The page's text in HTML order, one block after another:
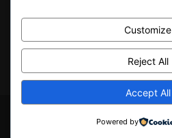
Customize
Reject All
Accept All
Powered by